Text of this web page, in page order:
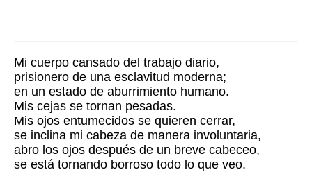
Mi cuerpo cansado del trabajo diario,
prisionero de una esclavitud moderna;
en un estado de aburrimiento humano.
Mis cejas se tornan pesadas.
Mis ojos entumecidos se quieren cerrar,
se inclina mi cabeza de manera involuntaria,
abro los ojos después de un breve cabeceo,
se está tornando borroso todo lo que veo.